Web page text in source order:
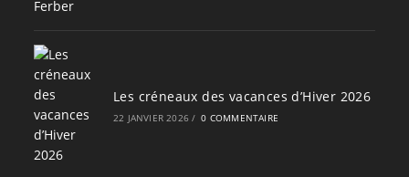
Les créneaux des vacances d’Hiver 2026
22 JANVIER 2026 / 0 COMMENTAIRE